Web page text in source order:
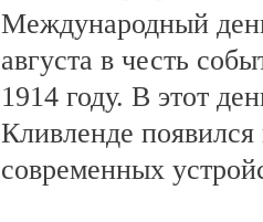
Международный
августа в честь
1914 году. В этот
Кливленде
современных